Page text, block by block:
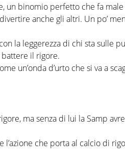
un binomio perfetto che fa
anche gli altri. Un po’
la leggerezza di chi sta sulle
il rigore.
un’onda d’urto che si va a
ma senza di lui la Samp
l’azione che porta al calcio di